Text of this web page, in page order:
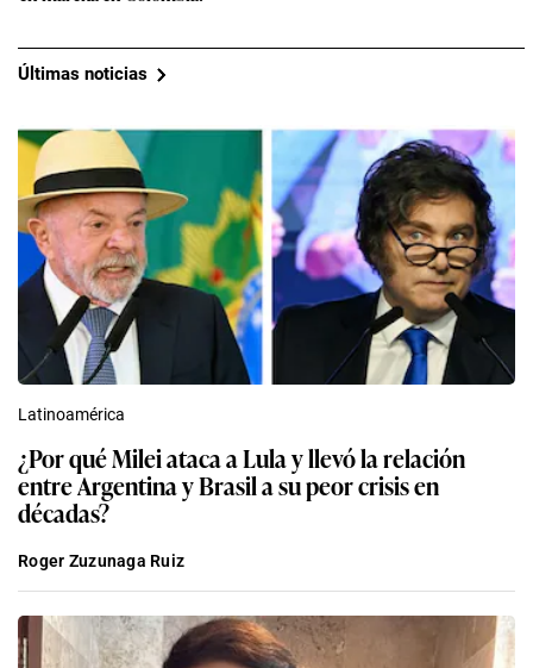
Últimas noticias
Latinoamérica
¿Por qué Milei ataca a Lula y llevó la relación
entre Argentina y Brasil a su peor crisis en
décadas?
Roger Zuzunaga Ruiz